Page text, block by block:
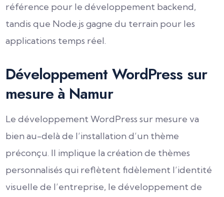
référence pour le développement backend,
tandis que Node.js gagne du terrain pour les
applications temps réel.
Développement WordPress sur
mesure à Namur
Le développement WordPress sur mesure va
bien au-delà de l’installation d’un thème
préconçu. Il implique la création de thèmes
personnalisés qui reflètent fidèlement l’identité
visuelle de l’entreprise, le développement de